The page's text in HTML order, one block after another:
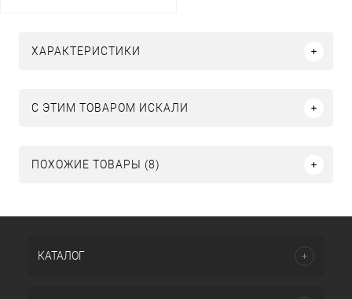
ХАРАКТЕРИСТИКИ
C ЭТИМ ТОВАРОМ ИСКАЛИ
ПОХОЖИЕ ТОВАРЫ (8)
КАТАЛОГ